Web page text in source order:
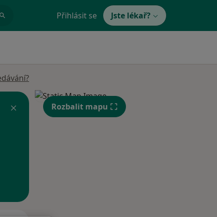
Přihlásit se Jste lékař?
Rozbalit mapu